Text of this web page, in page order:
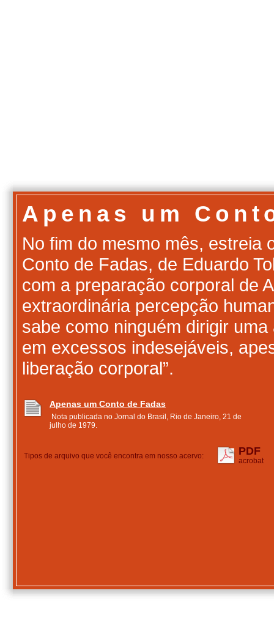
Apenas um
No fim do mesmo mês, estreia
Conto de Fadas, de Eduardo
com a preparação corporal de
extraordinária percepção
sabe como ninguém dirigir
em excessos indesejáveis,
liberação corporal”.
Apenas um Conto de Fadas
Nota publicada no Jornal do Brasil, Rio de Janeiro, 21 de
julho de 1979.
Tipos de arquivo que você encontra em nosso acervo: PDF
acrobat